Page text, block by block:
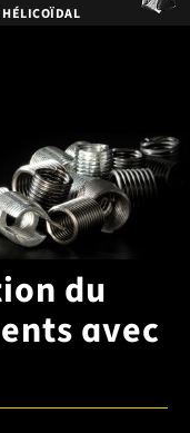
HÉLICOÏDAL
du
avec